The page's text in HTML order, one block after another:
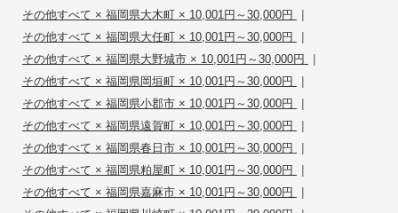
その他すべて × 福岡県大木町 × 10,001円～30,000円 |
その他すべて × 福岡県大任町 × 10,001円～30,000円 |
その他すべて × 福岡県大野城市 × 10,001円～30,000円 |
その他すべて × 福岡県岡垣町 × 10,001円～30,000円 |
その他すべて × 福岡県小郡市 × 10,001円～30,000円 |
その他すべて × 福岡県遠賀町 × 10,001円～30,000円 |
その他すべて × 福岡県春日市 × 10,001円～30,000円 |
その他すべて × 福岡県粕屋町 × 10,001円～30,000円 |
その他すべて × 福岡県嘉麻市 × 10,001円～30,000円 |